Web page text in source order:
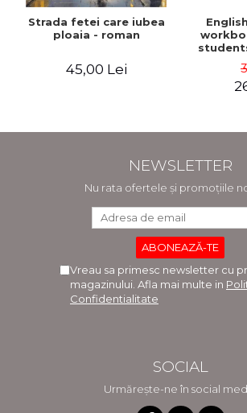
Strada fetei care iubea
ploaia - roman
45,00 Lei
NEWSLETTER
Nu rata ofertele și promoțiile
Vreau sa primesc newsletter cu
magazinului. Afla mai multe in
Confidentialitate
SOCIAL
Urmărește-ne în social